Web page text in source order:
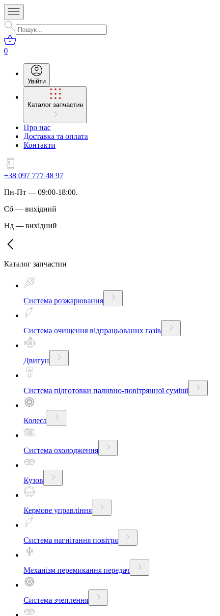
0
Увійти
Каталог запчастин
Про нас
Доставка та оплата
Контакти
+38 097 777 48 97
Пн-Пт — 09:00-18:00.
Сб — вихідний
Нд — вихідний
Каталог запчастин
Система розжарювання
Система очищення відпрацьованих газів
Двигун
Система підготовки паливно-повітрянної суміші
Колеса
Система охолодження
Кузов
Кермове управління
Система нагнітання повітря
Механізм перемикання передач
Система зчеплення